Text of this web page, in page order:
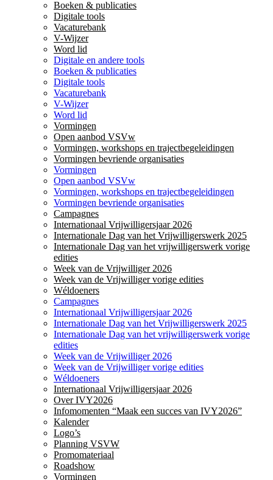
Boeken & publicaties
Digitale tools
Vacaturebank
V-Wijzer
Word lid
Digitale en andere tools
Boeken & publicaties
Digitale tools
Vacaturebank
V-Wijzer
Word lid
Vormingen
Open aanbod VSVw
Vormingen, workshops en trajectbegeleidingen
Vormingen bevriende organisaties
Vormingen
Open aanbod VSVw
Vormingen, workshops en trajectbegeleidingen
Vormingen bevriende organisaties
Campagnes
Internationaal Vrijwilligersjaar 2026
Internationale Dag van het Vrijwilligerswerk 2025
Internationale Dag van het vrijwilligerswerk vorige
edities
Week van de Vrijwilliger 2026
Week van de Vrijwilliger vorige edities
Wéldoeners
Campagnes
Internationaal Vrijwilligersjaar 2026
Internationale Dag van het Vrijwilligerswerk 2025
Internationale Dag van het vrijwilligerswerk vorige
edities
Week van de Vrijwilliger 2026
Week van de Vrijwilliger vorige edities
Wéldoeners
Internationaal Vrijwilligersjaar 2026
Over IVY2026
Infomomenten “Maak een succes van IVY2026”
Kalender
Logo’s
Planning VSVW
Promomateriaal
Roadshow
Vormingen